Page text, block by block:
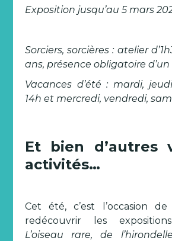
Exposition jusqu’au 5 mars
Sorciers, sorcières : atelier
ans, présence obligatoire
Vacances d’été : mardi,
14h et mercredi, vendredi,
Et bien d’autres
activités…
Cet été, c’est l’occasion
redécouvrir les
L’oiseau rare, de